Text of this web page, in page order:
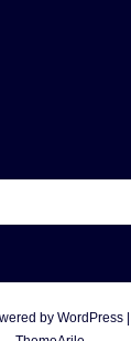
by WordPress